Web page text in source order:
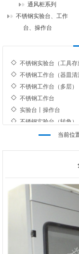
通风柜系列
不锈钢实验台、工作
台、操作台
实验台丨操作台
不锈钢实验台（转角）
不锈钢工作台/操作台展
不锈钢工作台（器皿清
不锈钢工作台（多层）
不锈钢工作台
实验台丨操作台
不锈钢实验台（转角）
不锈钢工作台/操作台
不锈钢操作台（单个）
不锈钢工作台
当前位